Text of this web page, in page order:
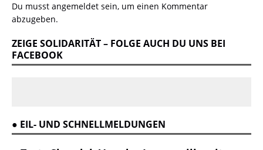
Du musst angemeldet sein, um einen Kommentar
abzugeben.
ZEIGE SOLIDARITÄT – FOLGE AUCH DU UNS BEI
FACEBOOK
● EIL- UND SCHNELLMELDUNGEN